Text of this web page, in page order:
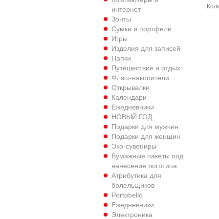
интернет
Зонты
Сумки и портфели
Игры
Изделия для записей
Папки
Путешествиe и отдых
Флэш-накопители
Открывалки
Календари
Ежедневники
НОВЫЙ ГОД
Подарки для мужчин
Подарки для женщин
Эко-сувениры
Бумажные пакеты под
нанесение логотипа
Атрибутика для
болельщиков
Portobello
Ежедневники
Электроника